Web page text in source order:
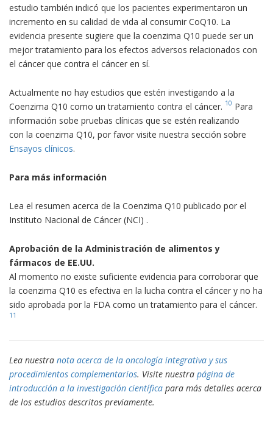
estudio también indicó que los pacientes experimentaron un
incremento en su calidad de vida al consumir CoQ10. La
evidencia presente sugiere que la coenzima Q10 puede ser un
mejor tratamiento para los efectos adversos relacionados con
el cáncer que contra el cáncer en sí.
Actualmente no hay estudios que estén investigando a la
Coenzima Q10 como un tratamiento contra el cáncer. 10 Para
información sobe pruebas clínicas que se estén realizando
con la coenzima Q10, por favor visite nuestra sección sobre
Ensayos clínicos.
Para más información
Lea el resumen acerca de la Coenzima Q10 publicado por el
Instituto Nacional de Cáncer (NCI) .
Aprobación de la Administración de alimentos y
fármacos de EE.UU.
Al momento no existe suficiente evidencia para corroborar que
la coenzima Q10 es efectiva en la lucha contra el cáncer y no ha
sido aprobada por la FDA como un tratamiento para el cáncer.
11
Lea nuestra nota acerca de la oncología integrativa y sus
procedimientos complementarios. Visite nuestra página de
introducción a la investigación científica para más detalles acerca
de los estudios descritos previamente.